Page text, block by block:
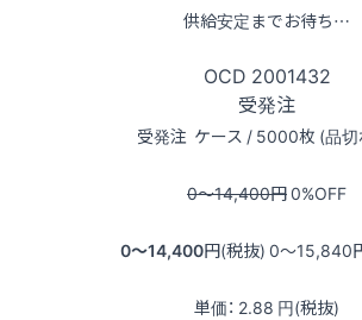
供給安定までお待ち…
OCD 2001432
受発注
受発注 ケース / 5000枚 (品切
0〜14,400円0%OFF
0〜14,400円(税抜) 0〜15,840
単価： 2.88 円(税抜)